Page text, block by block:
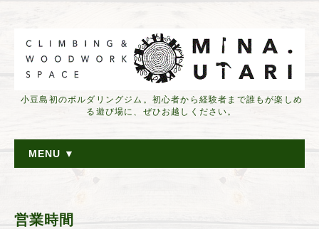
小豆島初のボルダリングジム。初心者から経験者まで誰もが楽しめ
る遊び場に、ぜひお越しください。
MENU ▼
営業時間